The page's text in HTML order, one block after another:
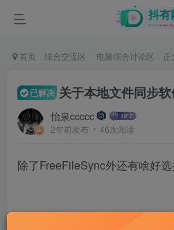
首页 综合交流区 电脑综合讨论区 正
已解决 关于本地文件同步
怡泉ccccc
2年前发布 46次阅读
除了FreeFileSync外还有啥好